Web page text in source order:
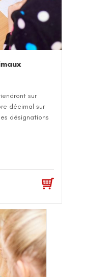
sur
décimal sur
désignations